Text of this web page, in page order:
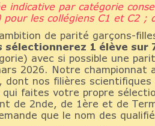
indicative par catégorie
pour les collégiens C1 et C2
de parité garçons-
sélectionnerez 1 élève
avec si possible une
2026. Notre championnat
dont nos filières
qui faites votre propre
de 2nde, de 1ère et de
que le nom des